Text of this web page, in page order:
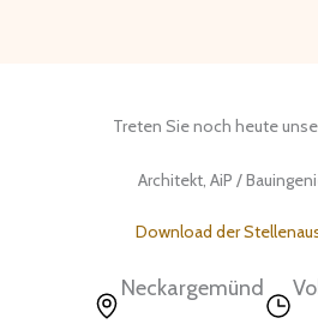
Treten Sie noch heute
Architekt, AiP /
Download der
Neckargemünd